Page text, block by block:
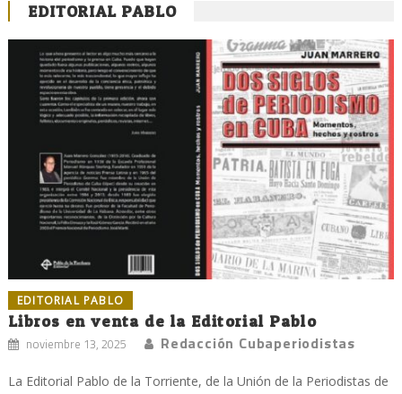
EDITORIAL PABLO
EDITORIAL PABLO
Libros en venta de la Editorial Pablo
noviembre 13, 2025 Redacción Cubaperiodistas
La Editorial Pablo de la Torriente, de la Unión de la Periodistas de